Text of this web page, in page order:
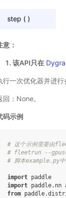
step ( )
意：
1. 该API只在
行一次优化器并进
回：None。
码示例
# 这个示例需要由
# fleetrun --
# 脚本example.py中
import paddle
import paddle.nn
from